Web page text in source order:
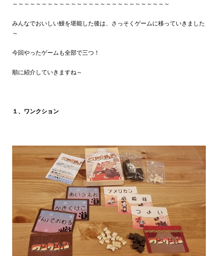
～～～～～～～～～～～～～～～～～～～～～～～～～～～
みんなでおいしい鰻を堪能した後は、さっそくゲームに移っていきました
～
今回やったゲームも全部で三つ！
順に紹介していきますね～
１、ワンクション